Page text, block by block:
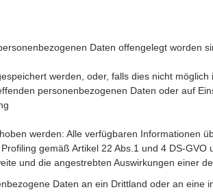
Daten offengelegt worden
werden, oder, falls dies nicht
personenbezogenen Daten oder auf
werden: Alle verfügbaren Informationen
gemäß Artikel 22 Abs.1 und 4 DS-
und die angestrebten Auswirkungen einer
Daten an ein Drittland oder an eine